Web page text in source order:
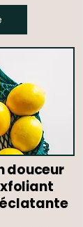
douceur